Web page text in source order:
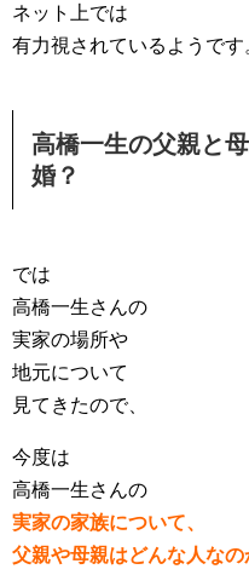
ネット上では
有力視されているようです
高橋一生の父親と
婚？
では
高橋一生さんの
実家の場所や
地元について
見てきたので、
今度は
高橋一生さんの
実家の家族について、
父親や母親はどんな人なの